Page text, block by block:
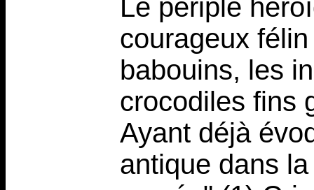
Le périple
courageux
babouins, les
crocodiles fins
Ayant déjà
antique dans